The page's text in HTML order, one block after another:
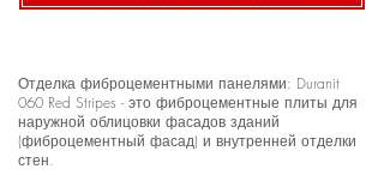
Отделка фиброцементными панелями: Duranit
060 Red Stripes - это фиброцементные плиты для
наружной облицовки фасадов зданий
(фиброцементный фасад) и внутренней отделки
стен.